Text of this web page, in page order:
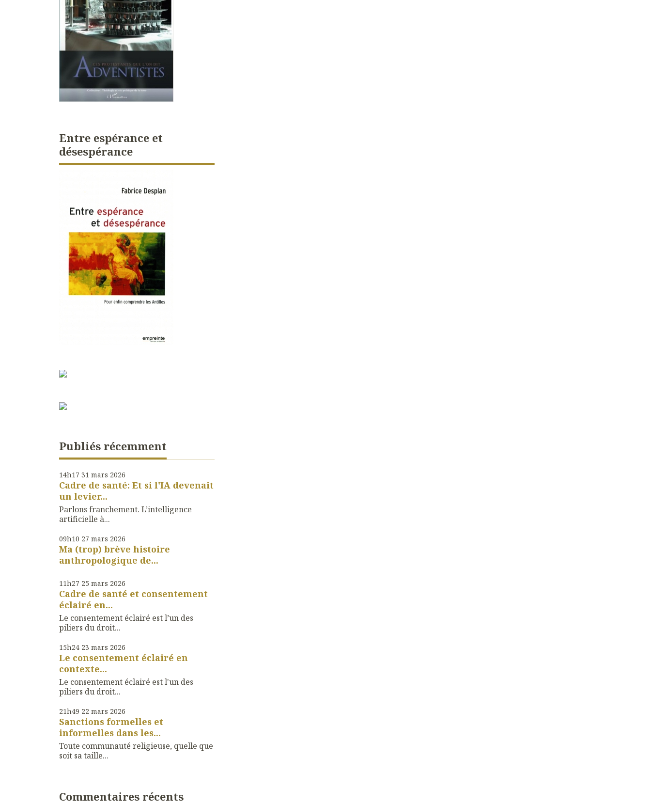
Entre espérance et
désespérance
Publiés récemment
14h17 31 mars 2026
Cadre de santé: Et si l'IA devenait
un levier...
Parlons franchement. L’intelligence
artificielle à...
09h10 27 mars 2026
Ma (trop) brève histoire
anthropologique de...
11h27 25 mars 2026
Cadre de santé et consentement
éclairé en...
Le consentement éclairé est l’un des
piliers du droit...
15h24 23 mars 2026
Le consentement éclairé en
contexte...
Le consentement éclairé est l'un des
piliers du droit...
21h49 22 mars 2026
Sanctions formelles et
informelles dans les...
Toute communauté religieuse, quelle que
soit sa taille...
Commentaires récents